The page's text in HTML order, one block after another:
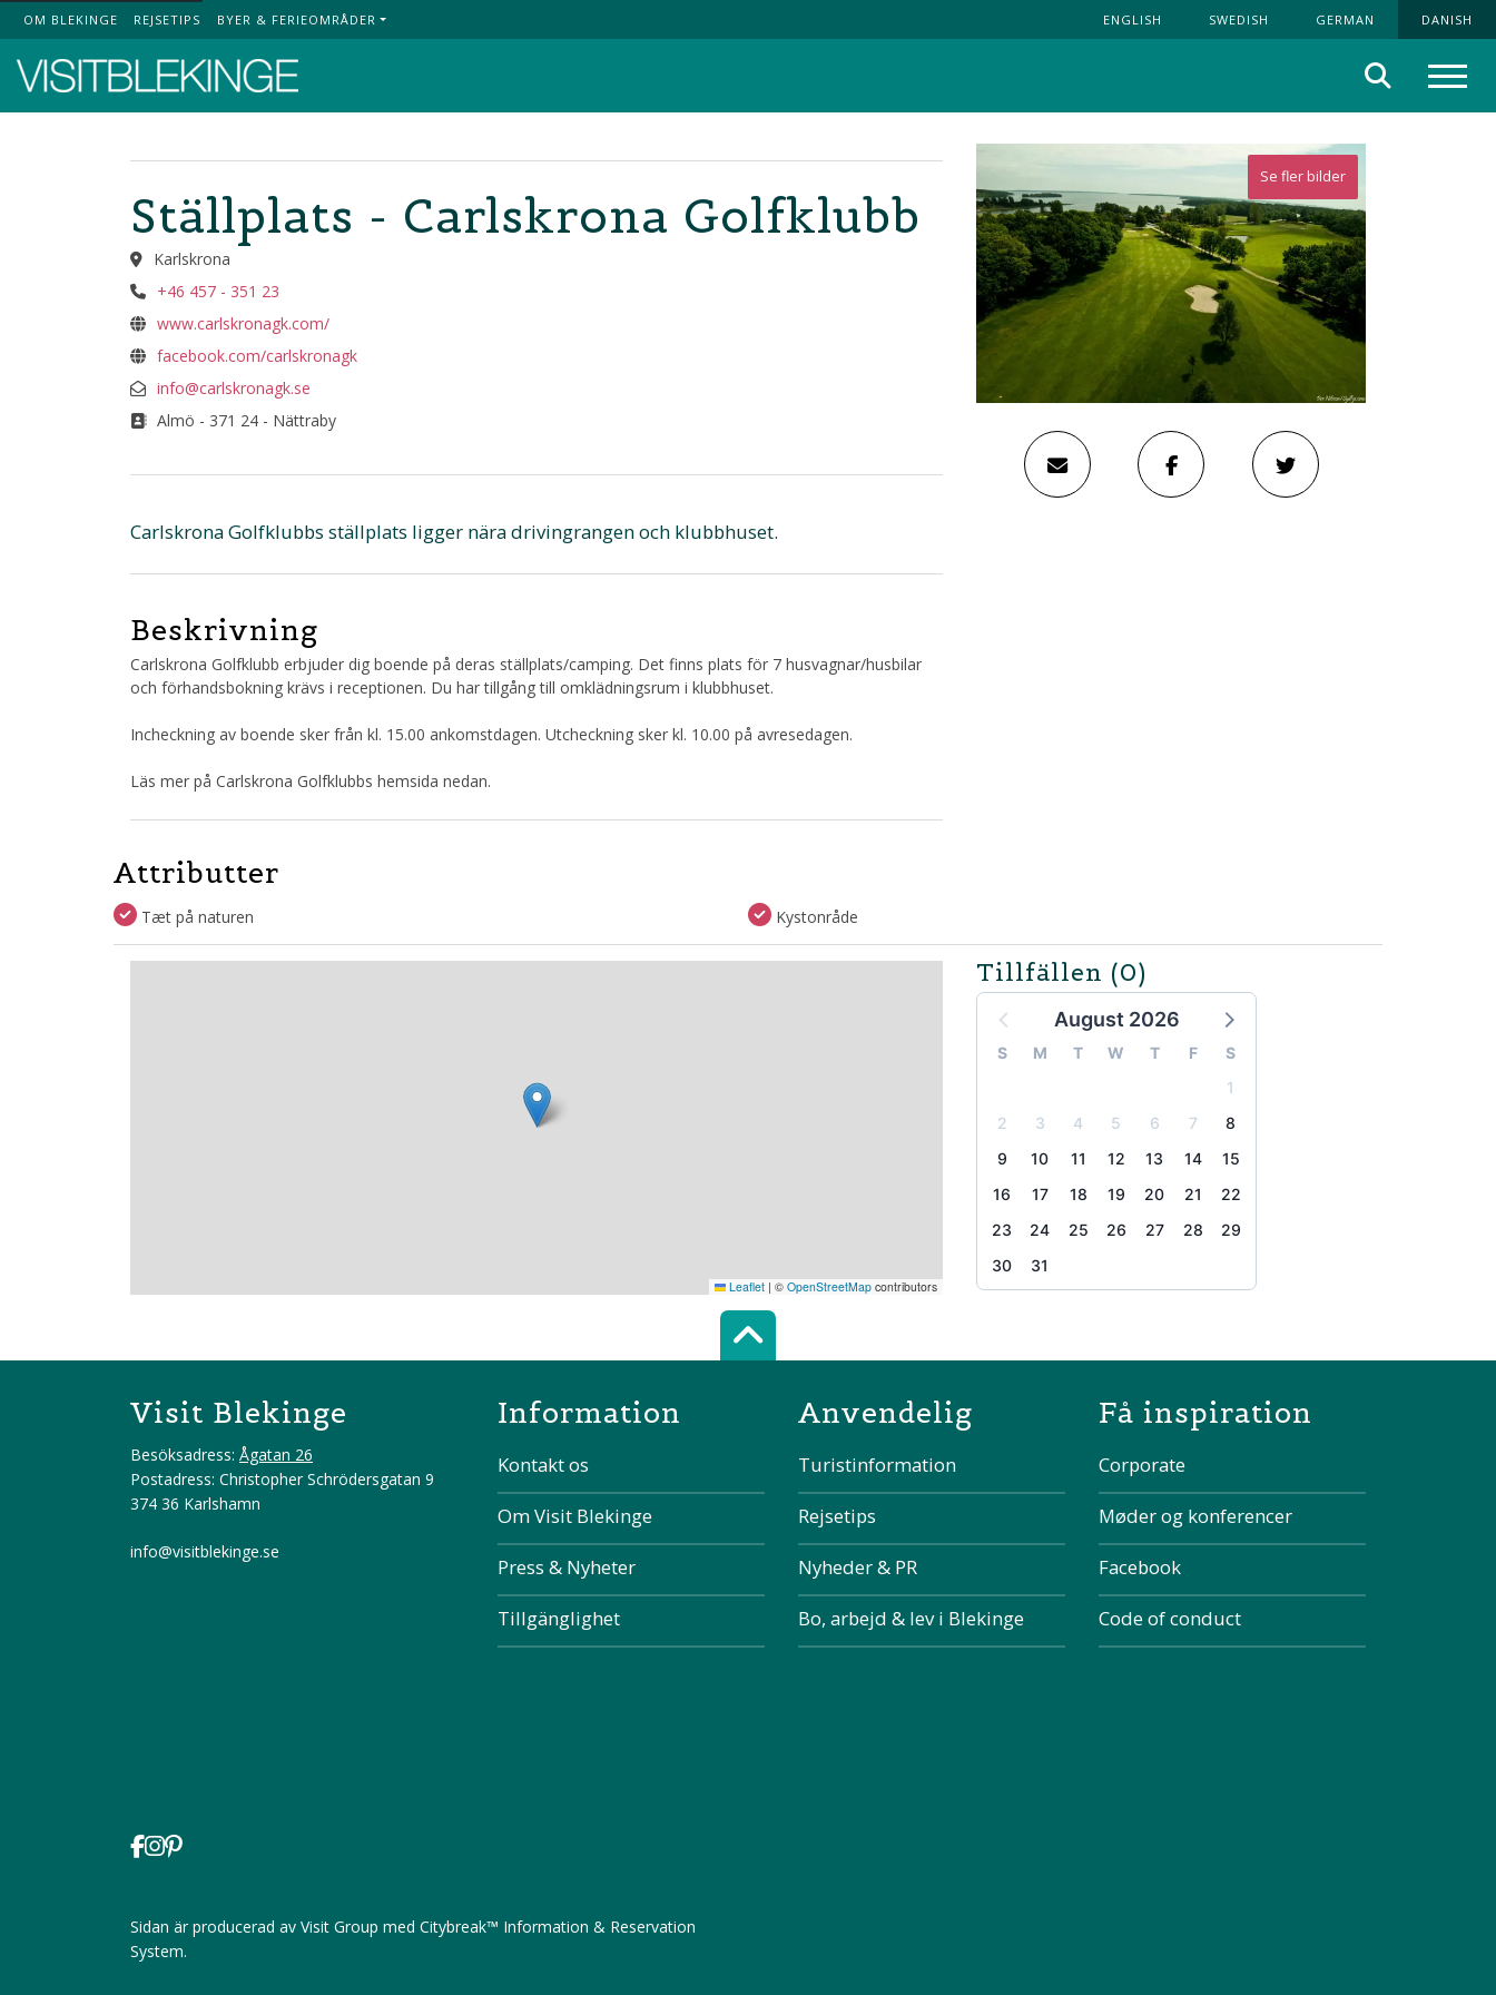
Top Menu
OM BLEKINGE REJSETIPS BYER & FERIEOMRÅDER ENGLISH SWEDISH GERMAN DANISH
Søg
Se fler bilder
Ställplats - Carlskrona Golfklubb
Karlskrona
+46 457 - 351 23
www.carlskronagk.com/
facebook.com/carlskronagk
info@carlskronagk.se
Almö - 371 24 - Nättraby
Carlskrona Golfklubbs ställplats ligger nära drivingrangen och klubbhuset.
Beskrivning
Carlskrona Golfklubb erbjuder dig boende på deras ställplats/camping. Det finns plats för 7 husvagnar/husbilar
och förhandsbokning krävs i receptionen. Du har tillgång till omklädningsrum i klubbhuset.
Incheckning av boende sker från kl. 15.00 ankomstdagen. Utcheckning sker kl. 10.00 på avresedagen.
Läs mer på Carlskrona Golfklubbs hemsida nedan.
Attributter
Tæt på naturen Kystonråde
Tillfällen (0)
August 2026
S M T W T F
S
1
2
3 4 5 6 7
8
9
10 11 12 13 14
15
16
17 18 19 20 21
22
23
24 25 26 27 28
29
30
31
Leaflet | © OpenStreetMap contributors
Scroll top of the page
Visit Blekinge
Besöksadress: Ågatan 26
Postadress: Christopher Schrödersgatan 9
374 36 Karlshamn
info@visitblekinge.se
Information
Kontakt os
Om Visit Blekinge
Press & Nyheter
Tillgänglighet
Anvendelig
Turistinformation
Rejsetips
Nyheder & PR
Bo, arbejd & lev i Blekinge
Få inspiration
Corporate
Møder og konferencer
Facebook
Code of conduct
Sidan är producerad av Visit Group med Citybreak™ Information & Reservation
System.